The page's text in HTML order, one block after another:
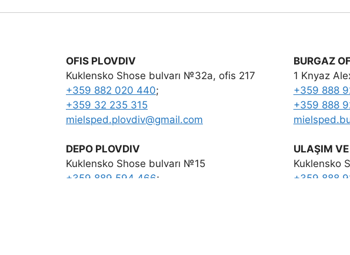
OFIS PLOVDIV
Kuklensko Shose bulvarı №32а, ofis 217
+359 882 020 440;
+359 32 235 315
mielsped.plovdiv@gmail.com
DEPO PLOVDIV
Kuklensko Shose bulvarı №15
+359 889 594 466;
BURGAZ
1 Knyaz
+359 888
+359 888
ULAŞIM VE
Kuklensko
+359 888